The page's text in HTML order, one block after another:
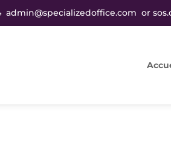
admin@specializedoffice.com or